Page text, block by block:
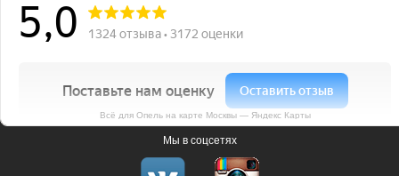
Всё для Опель на карте Москвы — Яндекс Карты
Мы в соцсетях